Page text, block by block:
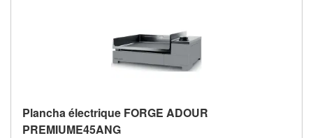
Plancha électrique FORGE ADOUR
PREMIUME45ANG